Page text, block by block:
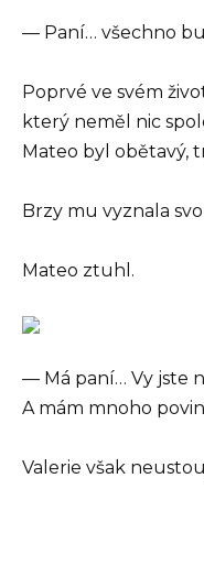
— Paní… všechno
Poprvé ve svém
který neměl nic
Mateo byl obětavý,
Brzy mu vyznala
Mateo ztuhl.
— Má paní… Vy jste
A mám mnoho
Valerie však